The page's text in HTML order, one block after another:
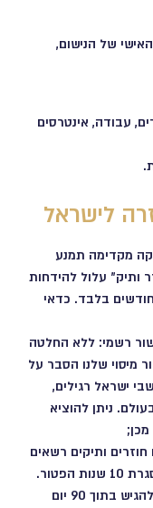
של הנישום,
עבודה, אינטרסים
לישראל
מקדימה תמנע
ותיק" עלול להידחות
אם יתברר ששהה בחו"ל 9 שנים ו-8 חודשים בלבד. כדאי
רשמי: ללא החלטה
מיסוי שלנו הסבר על
ישראל רגילים,
ניתן להוציא
ותיקים רשאים
לבקש ששנת החזרה לא תיחשב במסגרת 10 שנות הפטור.
בקשה זו, הקרויה שנת הסתגלות, יש להגיש בתוך 90 יום